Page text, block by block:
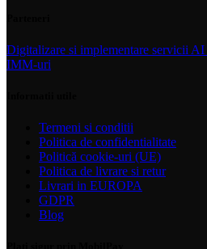
Digitalizare si implementare servicii
IMM-uri
Termeni si conditii
Politica de confidentialitate
Politică cookie-uri (UE)
Politica de livrare si retur
Livrari in EUROPA
GDPR
Blog